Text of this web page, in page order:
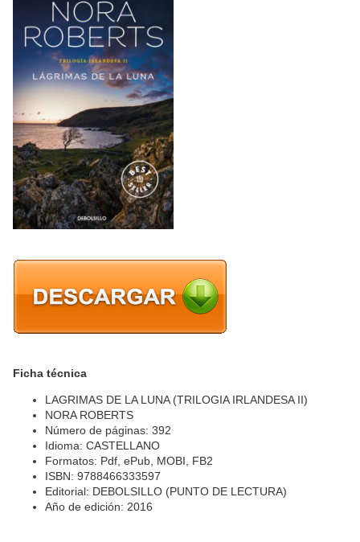
Ficha técnica
LAGRIMAS DE LA LUNA (TRILOGIA IRLANDESA II)
NORA ROBERTS
Número de páginas: 392
Idioma: CASTELLANO
Formatos: Pdf, ePub, MOBI, FB2
ISBN: 9788466333597
Editorial: DEBOLSILLO (PUNTO DE LECTURA)
Año de edición: 2016